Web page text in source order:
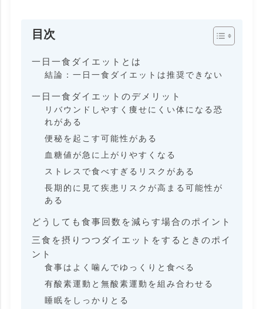
目次
一日一食ダイエットとは
結論：一日一食ダイエットは推奨できない
一日一食ダイエットのデメリット
リバウンドしやすく痩せにくい体になる恐
れがある
便秘を起こす可能性がある
血糖値が急に上がりやすくなる
ストレスで食べすぎるリスクがある
長期的に見て疾患リスクが高まる可能性が
ある
どうしても食事回数を減らす場合のポイント
三食を摂りつつダイエットをするときのポイ
ント
食事はよく噛んでゆっくりと食べる
有酸素運動と無酸素運動を組み合わせる
睡眠をしっかりとる